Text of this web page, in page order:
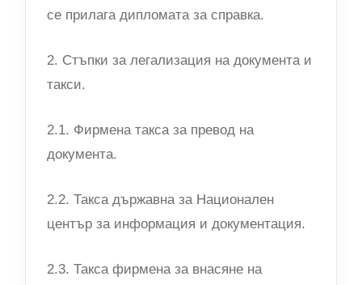
се прилага дипломата за справка.
2. Стъпки за легализация на документа и
такси.
2.1. Фирмена такса за превод на
документа.
2.2. Такса държавна за Национален
център за информация и документация.
2.3. Такса фирмена за внасяне на